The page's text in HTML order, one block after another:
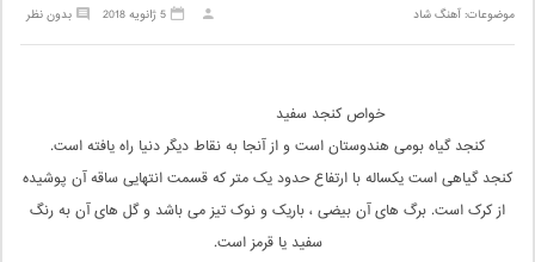
موضوعات:آهنگ شاد بدون نظر 5 ژانویه 2018
خواص کنجد سفید
کنجد گیاه بومی هندوستان است و از آنجا به نقاط دیگر دنیا راه یافته است.
کنجد گیاهی است یکساله با ارتفاع حدود یک متر که قسمت انتهایی ساقه آن پوشیده
از کرک است. برگ های آن بیضی ، باریک و نوک تیز می باشد و گل های آن به رنگ
سفید یا قرمز است.